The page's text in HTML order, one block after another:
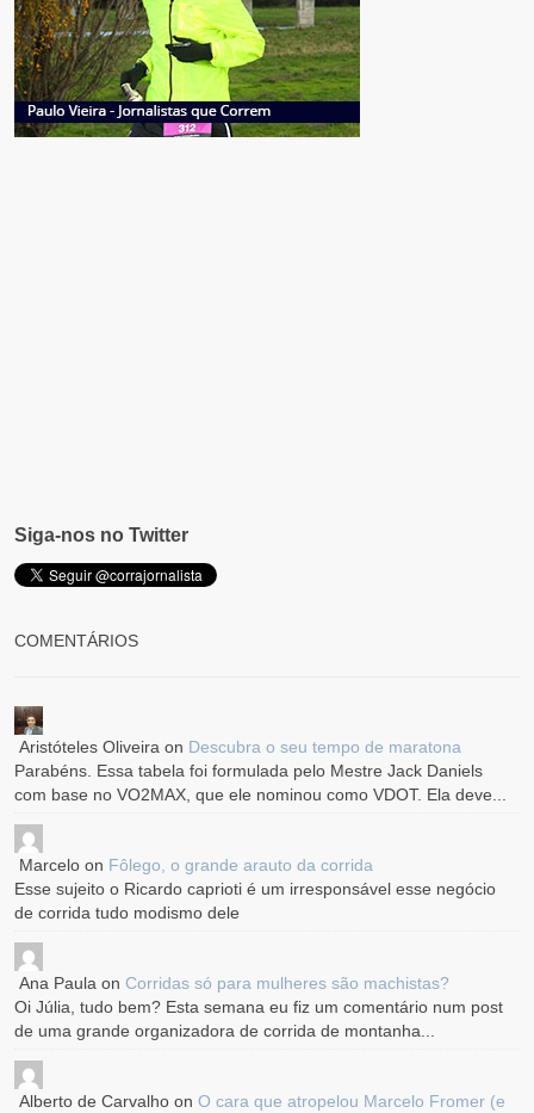
Siga-nos no Twitter
COMENTÁRIOS
Aristóteles Oliveira on Descubra o seu tempo de maratona
Parabéns. Essa tabela foi formulada pelo Mestre Jack Daniels
com base no VO2MAX, que ele nominou como VDOT. Ela deve...
Marcelo on Fôlego, o grande arauto da corrida
Esse sujeito o Ricardo caprioti é um irresponsável esse negócio
de corrida tudo modismo dele
Ana Paula onCorridas só para mulheres são machistas?
Oi Júlia, tudo bem? Esta semana eu fiz um comentário num post
de uma grande organizadora de corrida de montanha...
Alberto de Carvalho onO cara que atropelou Marcelo Fromer (e